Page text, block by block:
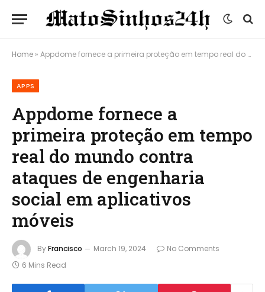
Home » Appdome fornece a primeira proteção em tempo real do mundo contra ataques de engenharia social em aplicativos móveis
APPS
Appdome fornece a
primeira proteção em tempo
real do mundo contra
ataques de engenharia
social em aplicativos
móveis
ByFrancisco March 19, 2024
No Comments
6 Mins Read